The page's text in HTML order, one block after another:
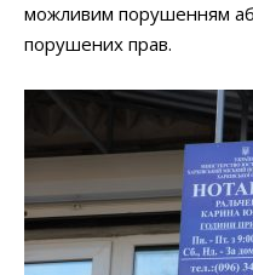
можливим порушенням
порушених прав.